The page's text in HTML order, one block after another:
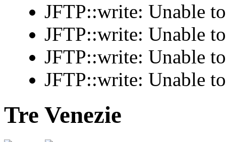
JFTP::write: Unable
JFTP::write: Unable
JFTP::write: Unable
JFTP::write: Unable
Tre Venezie